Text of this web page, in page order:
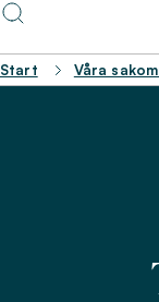
Start Våra